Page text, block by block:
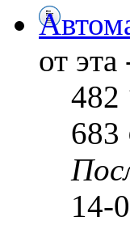
от
482
683
14-